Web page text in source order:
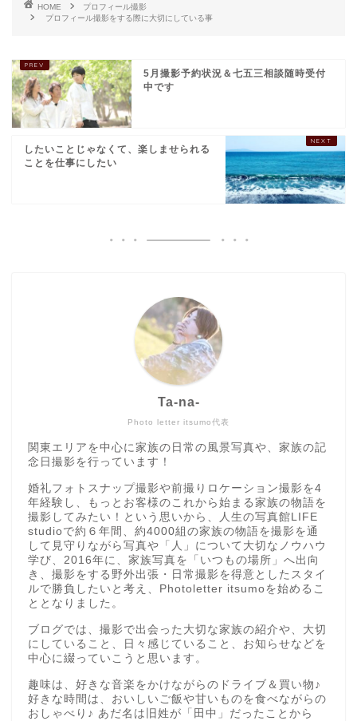
HOME
プロフィール撮影
プロフィール撮影をする際に大切にしている事
5月撮影予約状況＆七五三相談随時受付
中です
したいことじゃなくて、楽しませられる
ことを仕事にしたい
Photo letter itsumo代表
Ta-na-
関東エリアを中心に家族の日常の風景写真や、家族の記
念日撮影を行っています！
婚礼フォトスナップ撮影や前撮りロケーション撮影を4
年経験し、もっとお客様のこれから始まる家族の物語を
撮影してみたい！という思いから、人生の写真館LIFE
studioで約６年間、約4000組の家族の物語を撮影を通
して見守りながら写真や「人」について大切なノウハウ
学び、2016年に、家族写真を「いつもの場所」へ出向
き、撮影をする野外出張・日常撮影を得意としたスタイ
ルで勝負したいと考え、Photoletter itsumoを始めるこ
ととなりました。
ブログでは、撮影で出会った大切な家族の紹介や、大切
にしていること、日々感じていること、お知らせなどを
中心に綴っていこうと思います。
趣味は、好きな音楽をかけながらのドライブ＆買い物♪
好きな時間は、おいしいご飯や甘いものを食べながらの
おしゃべり♪ あだ名は旧姓が「田中」だったことから